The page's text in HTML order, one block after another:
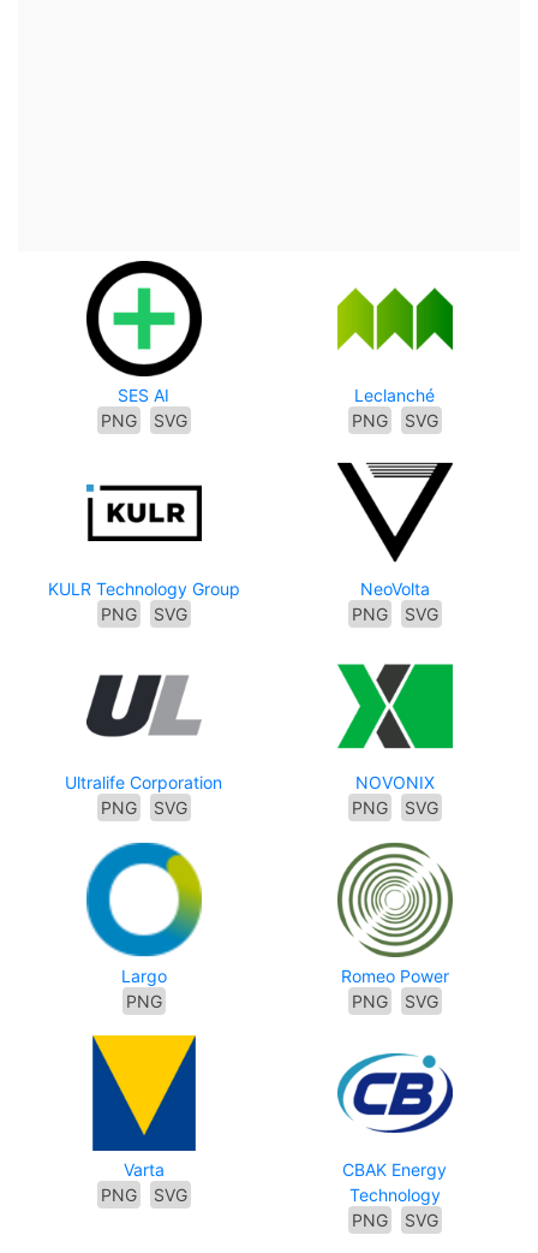
SES AI
PNG
SVG
Leclanché
PNG
SVG
KULR Technology Group
PNG
SVG
NeoVolta
PNG
SVG
Ultralife Corporation
PNG
SVG
NOVONIX
PNG
SVG
Largo
PNG
Romeo Power
PNG
SVG
Varta
PNG
SVG
CBAK Energy
Technology
PNG
SVG